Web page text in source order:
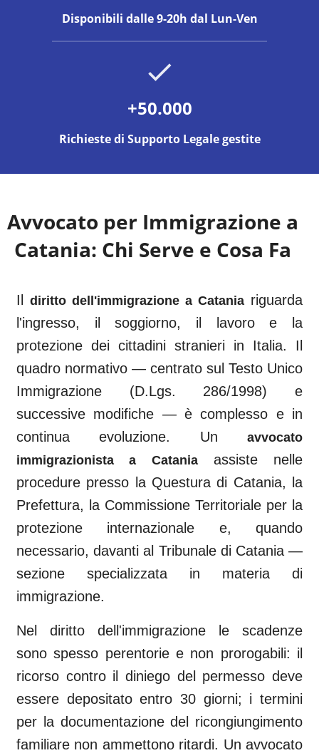
Disponibili dalle 9-20h dal Lun-Ven
+50.000
Richieste di Supporto Legale gestite
Avvocato per Immigrazione a
Catania: Chi Serve e Cosa Fa
Il diritto dell'immigrazione a Catania riguarda
l'ingresso, il soggiorno, il lavoro e la
protezione dei cittadini stranieri in Italia. Il
quadro normativo — centrato sul Testo Unico
Immigrazione (D.Lgs. 286/1998) e
successive modifiche — è complesso e in
continua evoluzione. Un
avvocato
immigrazionista a Catania
assiste nelle
procedure presso la Questura di Catania, la
Prefettura, la Commissione Territoriale per la
protezione internazionale e, quando
necessario, davanti al Tribunale di Catania—
sezione specializzata in materia di
immigrazione.
Nel diritto dell'immigrazione le scadenze
sono spesso perentorie e non prorogabili: il
ricorso contro il diniego del permesso deve
essere depositato entro 30 giorni; i termini
per la documentazione del ricongiungimento
familiare non ammettono ritardi. Un avvocato